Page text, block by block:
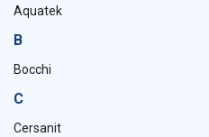
Aquatek
B
Bocchi
C
Cersanit